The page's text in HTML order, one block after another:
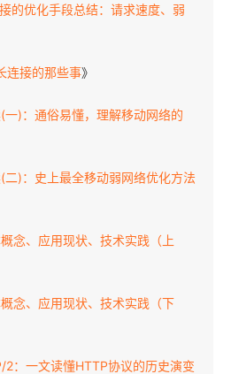
的优化手段总结：请求速度、弱
连接的那些事》
)：通俗易懂，理解移动网络的
)：史上最全移动弱网络优化方法
念、应用现状、技术实践（上
念、应用现状、技术实践（下
：一文读懂HTTP协议的历史演变